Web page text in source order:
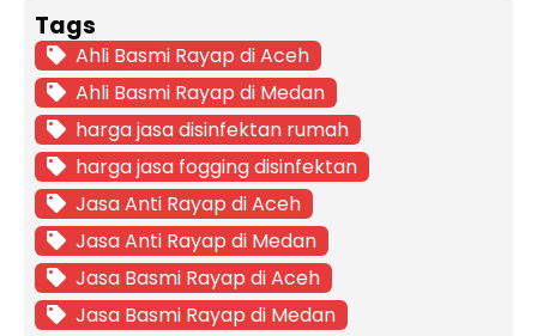
Tags
Ahli Basmi Rayap di Aceh
Ahli Basmi Rayap di Medan
harga jasa disinfektan rumah
harga jasa fogging disinfektan
Jasa Anti Rayap di Aceh
Jasa Anti Rayap di Medan
Jasa Basmi Rayap di Aceh
Jasa Basmi Rayap di Medan